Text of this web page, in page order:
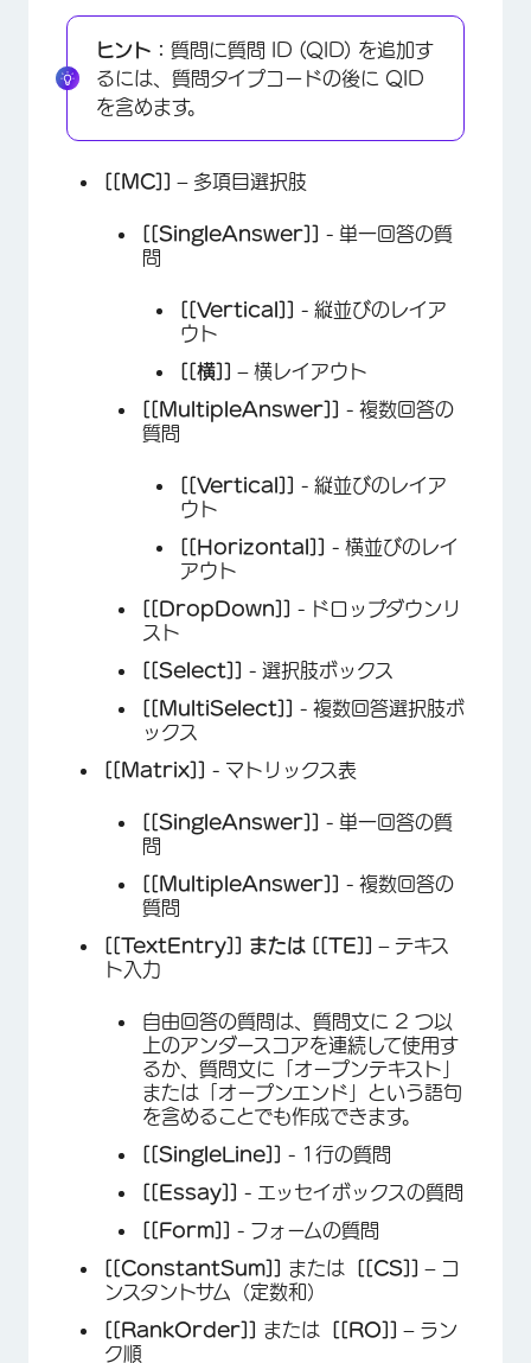
ヒント： 質問に質問 ID (QID) を追加す
るには、質問タイプコードの後に QID
を含めます。
[[MC]]– 多項目選択肢
[[SingleAnswer]]
- 単一回答の質
問
[[Vertical]]
- 縦並びのレイア
ウト
[[横]]
– 横レイアウト
[[MultipleAnswer]]
- 複数回答の
質問
[[Vertical]]
- 縦並びのレイア
ウト
[[Horizontal]]
- 横並びのレイ
アウト
[[DropDown]]
- ドロップダウンリ
スト
[[Select]]
- 選択肢ボックス
[[MultiSelect]]
- 複数回答選択肢ボ
ックス
[[Matrix]]
- マトリックス表
[[SingleAnswer]]
- 単一回答の質
問
[[MultipleAnswer]]
- 複数回答の
質問
[[TextEntry]] または
[[TE]]
– テキス
ト入力
自由回答の質問は、質問文に 2 つ以
上のアンダースコアを連続して使用す
るか、質問文に「オープンテキスト」
または「オープンエンド」という語句
を含めることでも作成できます。
[[SingleLine]]
- 1行の質問
[[Essay]]
- エッセイボックスの質問
[[Form]]
- フォームの質問
[[ConstantSum]]
または [[CS]]
– コ
ンスタントサム（定数和）
[[RankOrder]]
または [[RO]]
– ラン
ク順